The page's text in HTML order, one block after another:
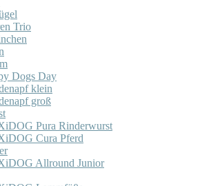
Trio
Dogs Day
klein
groß
Pura Rinderwurst
Cura Pferd
Allround Junior